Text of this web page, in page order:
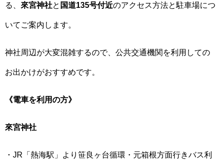
る、 來宮神社と 国道135号付近のアクセス方法と駐車場につ
いてご案内します。
神社周辺が大変混雑するので、公共交通機関を利用しての
お出かけがおすすめです。
《電車を利用の方》
來宮神社
・JR「熱海駅」より笹良ヶ台循環・元箱根方面行きバス利